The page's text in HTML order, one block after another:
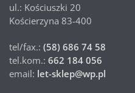
ul.: Kościuszki 20
Kościerzyna 83-400
tel/fax.: (58) 686 74 58
tel.kom.: 662 184 056
email: let-sklep@wp.pl